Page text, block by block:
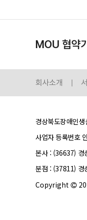
MOU 협약
회사소개
경상북도장애인
사업자 등록번호
본사 : (36637) 경
분점 : (37811) 경
Copyright